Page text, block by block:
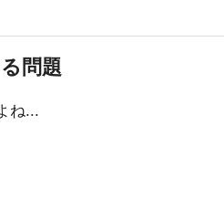
問題
ね...